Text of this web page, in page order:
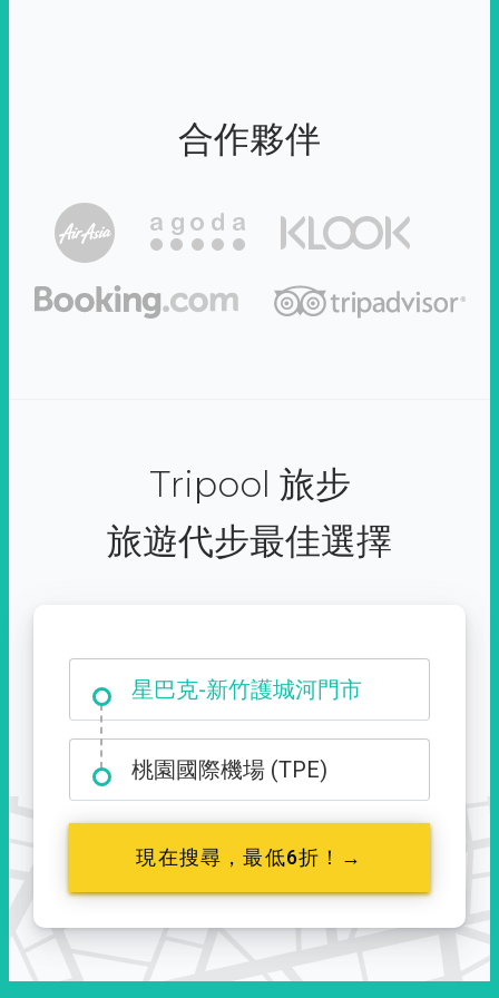
合作夥伴
Tripool 旅步
旅遊代步最佳選擇
星巴克-新竹護城河門市
大霸尖山登山口
桃園國際機場 (TPE)
現在搜尋，最低6折！→